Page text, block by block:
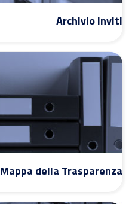
Archivio Inviti
Mappa della Trasparenza